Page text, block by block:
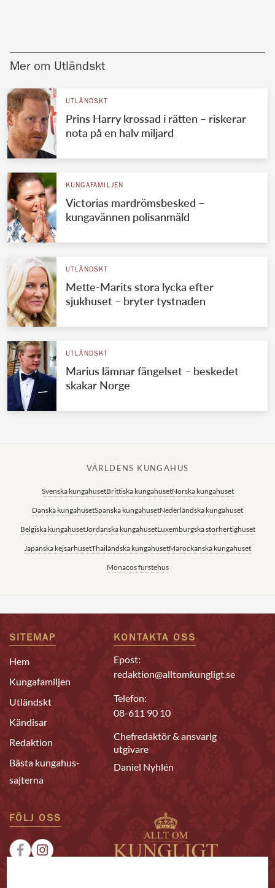
Mer om Utländskt
UTLÄNDSKT
Prins Harry krossad i rätten – riskerar
nota på en halv miljard
KUNGAFAMILJEN
Victorias mardrömsbesked –
kungavännen polisanmäld
UTLÄNDSKT
Mette-Marits stora lycka efter
sjukhuset – bryter tystnaden
UTLÄNDSKT
Marius lämnar fängelset – beskedet
skakar Norge
VÄRLDENS KUNGAHUS
Svenska kungahusetBrittiska kungahusetNorska kungahuset
Danska kungahusetSpanska kungahusetNederländska kungahuset
Belgiska kungahusetJordanska kungahusetLuxemburgska storhertighuset
Japanska kejsarhusetThailändska kungahusetMarockanska kungahuset
Monacos furstehus
SITEMAP
Hem
Kungafamiljen
Utländskt
Kändisar
Redaktion
Bästa kungahus-
sajterna
KONTAKTA OSS
Epost:
redaktion@alltomkungligt.se
Telefon:
08-611 90 10
Chefredaktör & ansvarig
utgivare
Daniel Nyhlén
FÖLJ OSS